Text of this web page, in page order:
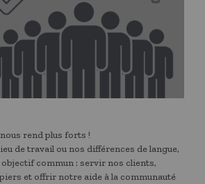
rend plus forts !
de travail ou nos différences de langue,
commun : servir nos clients,
et offrir notre aide à la communauté